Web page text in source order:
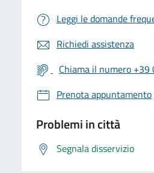
Leggi le domande
Richiedi assistenza
Chiama il numero
Prenota appuntamento
Problemi in città
Segnala disservizio